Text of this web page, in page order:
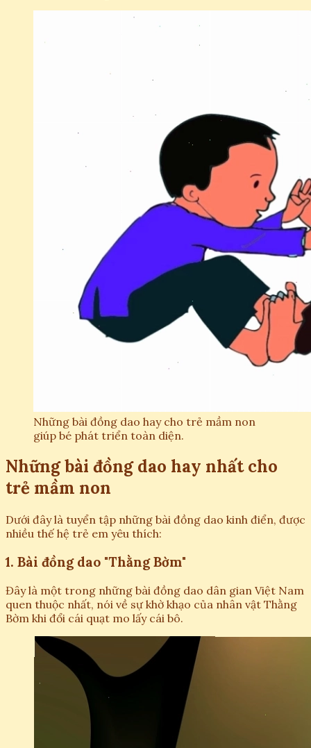
Những bài đồng dao hay cho trẻ mầm non
giúp bé phát triển toàn diện.
Những bài đồng dao hay nhất cho
trẻ mầm non
Dưới đây là tuyển tập những bài đồng dao kinh điển, được
nhiều thế hệ trẻ em yêu thích:
1. Bài đồng dao "Thằng Bờm"
Đây là một trong những bài đồng dao dân gian Việt Nam
quen thuộc nhất, nói về sự khờ khạo của nhân vật Thằng
Bờm khi đổi cái quạt mo lấy cái bô.